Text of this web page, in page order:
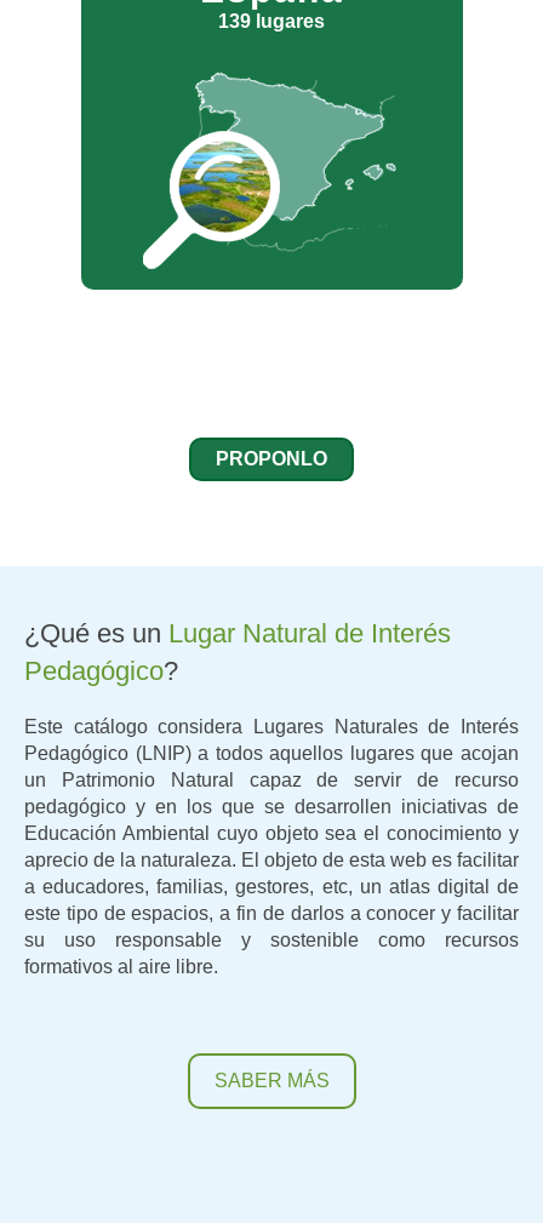
139 lugares
PROPONLO
¿Qué es un Lugar Natural de Interés
Pedagógico?
Este catálogo considera Lugares Naturales de Interés
Pedagógico (LNIP) a todos aquellos lugares que acojan
un Patrimonio Natural capaz de servir de recurso
pedagógico y en los que se desarrollen iniciativas de
Educación Ambiental cuyo objeto sea el conocimiento y
aprecio de la naturaleza. El objeto de esta web es facilitar
a educadores, familias, gestores, etc, un atlas digital de
este tipo de espacios, a fin de darlos a conocer y facilitar
su uso responsable y sostenible como recursos
formativos al aire libre.
SABER MÁS